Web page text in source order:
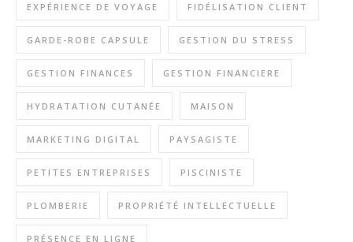
EXPÉRIENCE DE VOYAGE FIDÉLISATION CLIENT
GARDE-ROBE CAPSULE GESTION DU STRESS
GESTION FINANCES GESTION FINANCIERE
HYDRATATION CUTANÉE MAISON
MARKETING DIGITAL PAYSAGISTE
PETITES ENTREPRISES PISCINISTE
PLOMBERIE PROPRIÉTÉ INTELLECTUELLE
PRÉSENCE EN LIGNE